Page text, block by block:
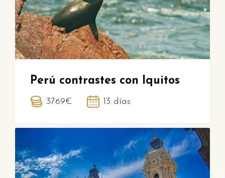
Perú contrastes con Iquitos
3769€ 13 días